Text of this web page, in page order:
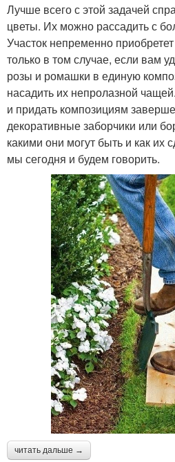
Лучше всего с этой задачей
цветы. Их можно рассадить с
Участок непременно
только в том случае, если вам
розы и ромашки в единую
насадить их непролазной
и придать композициям
декоративные заборчики или
какими они могут быть и как их
мы сегодня и будем говорить.
читать дальше →